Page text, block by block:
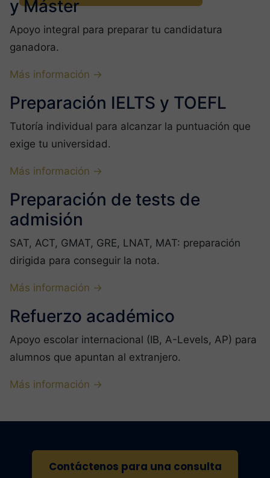
y Máster
Apoyo integral para preparar tu candidatura
ganadora.
Más información →
Preparación IELTS y TOEFL
Tutoría individual para alcanzar la puntuación que
exige tu universidad.
Más información →
Preparación de tests de
admisión
SAT, ACT, GMAT, GRE, LNAT, MAT: preparación
dirigida para conseguir la nota.
Más información →
Refuerzo académico
Apoyo escolar internacional (IB, A-Levels, AP) para
alumnos que apuntan al extranjero.
Más información →
Contáctenos para una consulta